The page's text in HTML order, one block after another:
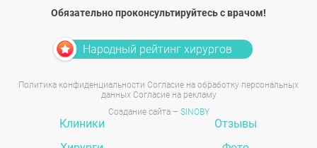
Обязательно проконсультируйтесь с врачом!
Народный рейтинг хирургов
Политика конфиденциальности Согласие на обработку персональных
данных Согласие на рекламу
Создание сайта – SINOBY
Клиники
Отзывы